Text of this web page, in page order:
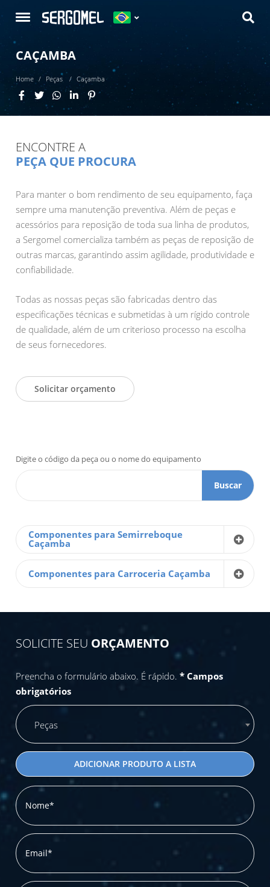
CAÇAMBA
Home Peças Caçamba
ENCONTRE A
PEÇA QUE PROCURA
Para manter o bom rendimento de seu equipamento, faça
sempre uma manutenção preventiva. Além de peças e
acessórios para reposição de toda sua linha de produtos,
a Sergomel comercializa também as peças de reposição de
outras marcas, garantindo assim agilidade, produtividade e
confiabilidade.
Todas as nossas peças são fabricadas dentro das
especificações técnicas e submetidas à um rígido controle
de qualidade, além de um criterioso processo na escolha
de seus fornecedores.
Solicitar orçamento
Digite o código da peça ou o nome do equipamento
Buscar
Componentes para Semirreboque
Caçamba
Componentes para Carroceria Caçamba
SOLICITE SEU ORÇAMENTO
Preencha o formulário abaixo. É rápido. * Campos
obrigatórios
Peças
ADICIONAR PRODUTO A LISTA
Nome*
Email*